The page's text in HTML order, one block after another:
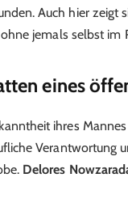
Auch hier zeigt
jemals selbst im
eines
ihres
Verantwortung
Delores